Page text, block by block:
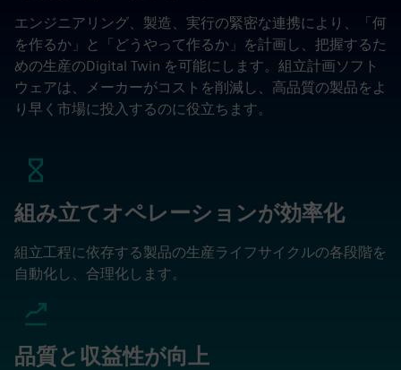
エンジニアリング、製造、実行の緊密な連携により、「何
を作るか」と「どうやって作るか」を計画し、把握するた
めの生産のDigital Twin を可能にします。組立計画ソフト
ウェアは、メーカーがコストを削減し、高品質の製品をよ
り早く市場に投入するのに役立ちます。
組み立てオペレーションが効率化
組立工程に依存する製品の生産ライフサイクルの各段階を
自動化し、合理化します。
品質と収益性が向上